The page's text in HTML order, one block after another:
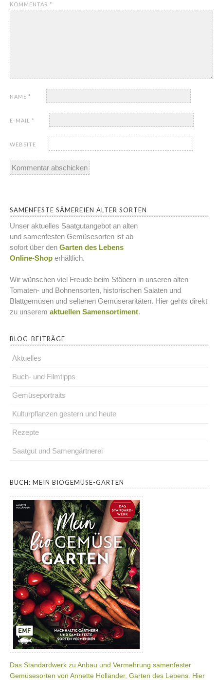
KOMMENTAR *
NAME *
E-MAIL *
WEBSITE
SAMENFESTE SÄMEREIEN ALTER SORTEN
Unser aktuelles Saatgutangebot an alten
und samenfesten Gemüsesorten ist ab
sofort über den Garten des Lebens
Online-Shop erhältlich.
Wir wünschen viel Freude beim Stöbern in unseren alten
Tomaten- und Bohnensorten, historischen Salaten und
Blattgemüsen und seltenen Gemüseraritäten. Hier gehts direkt
zu unserem aktuellen Samensortiment.
BLOG-BEITRÄGE
Aktuelles
Buch- und Filmtipps
Gemüseportraits
Kulturpflanzen gestern und heute
Rezepte
Saatgut und Samengärtnerei
BUCH: MEIN BIOGEMÜSE-GARTEN
Das Standardwerk zu Anbau und Vermehrung samenfester
Gemüsesorten von Annette Holländer, Garten des Lebens. Hier